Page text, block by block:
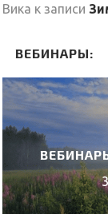
Вика к записи
ВЕБИНАРЫ: